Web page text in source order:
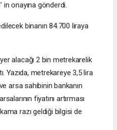
in onayına gönderdi.
binanın 84.700 liraya
alacağı 2 bin metrekarelik
Yazıda, metrekareye 3,5 lira
arsa sahibinin bankanın
fiyatını artırması
razı geldiği bilgisi de